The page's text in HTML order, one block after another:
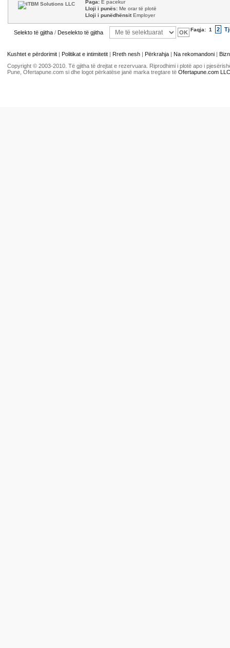
Paga: E pacekur
Lloji i punës: Me orar të plotë
Lloji i punëdhënsitEmployer
Selekto të gjitha / Deselekto të gjitha Faqja: 1 2
Kushtet e përdorimit | Politikat e intimitetit | Rreth nesh | Përkrahja | Na rekomandoni |
Copyright © 2003-2010. Të gjitha të drejtat e rezervuara. Riprodhimi i plotë apo i
Pune, Ofertapune.com si dhe logot përkatëse janë marka tregtare të Ofertapune.com LLC